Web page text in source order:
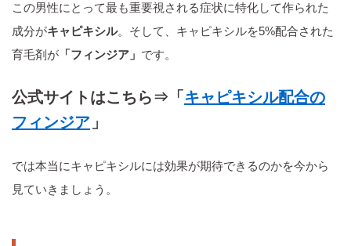
この男性にとって最も重要視される症状に特化して作られた
成分がキャピキシル。そして、キャピキシルを5%配合された
育毛剤が 「フィンジア」 です。
公式サイトはこちら⇒「 キャピキシル配合の
フィンジア 」
では本当にキャピキシルには効果が期待できるのかを今から
見ていきましょう。